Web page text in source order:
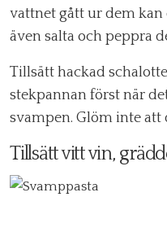
vattnet gått ur dem
även salta och peppra
Tillsätt hackad
stekpannan först när
svampen. Glöm inte att
Tillsätt vitt vin,